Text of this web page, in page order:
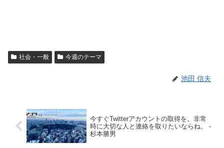
社会・一般 今週のテーマ
池田 信夫
今すぐTwitterアカウントの取得を。非常
時に大切な人と連絡を取りたいならね。 -
杉本勝男